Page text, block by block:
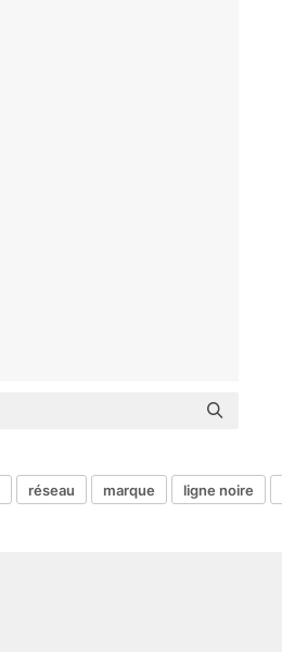
réseau marque ligne noire